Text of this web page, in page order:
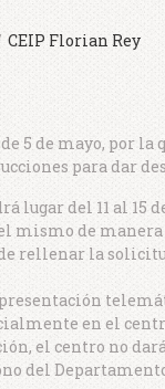
CEIP Florian Rey
5 de mayo, por
para dar
lugar del 11 al 15
mismo de
rellenar la
en el
el centro no
del